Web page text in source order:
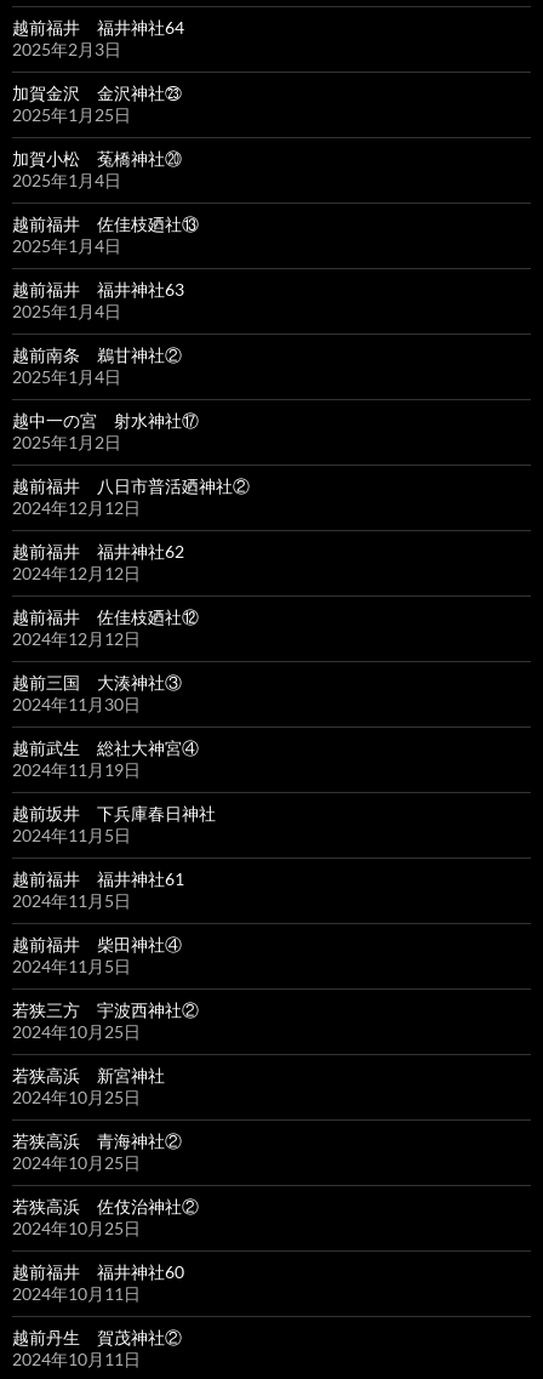
越前福井 福井神社64
2025年2月3日
加賀金沢 金沢神社㉓
2025年1月25日
加賀小松 菟橋神社⑳
2025年1月4日
越前福井 佐佳枝廼社⑬
2025年1月4日
越前福井 福井神社63
2025年1月4日
越前南条 鵜甘神社②
2025年1月4日
越中一の宮 射水神社⑰
2025年1月2日
越前福井 八日市普活廼神社②
2024年12月12日
越前福井 福井神社62
2024年12月12日
越前福井 佐佳枝廼社⑫
2024年12月12日
越前三国 大湊神社③
2024年11月30日
越前武生 総社大神宮④
2024年11月19日
越前坂井 下兵庫春日神社
2024年11月5日
越前福井 福井神社61
2024年11月5日
越前福井 柴田神社④
2024年11月5日
若狭三方 宇波西神社②
2024年10月25日
若狭高浜 新宮神社
2024年10月25日
若狭高浜 青海神社②
2024年10月25日
若狭高浜 佐伎治神社②
2024年10月25日
越前福井 福井神社60
2024年10月11日
越前丹生 賀茂神社②
2024年10月11日